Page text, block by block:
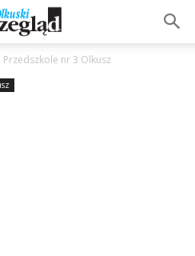
Przedszkole nr 3 Olkusz